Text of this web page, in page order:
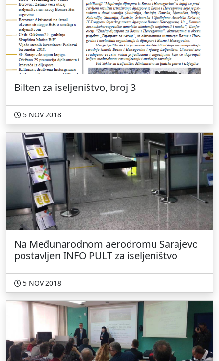
Bilten za iseljeništvo, broj 3
5 NOV 2018
Na Međunarodnom aerodromu Sarajevo
postavljen INFO PULT za iseljeništvo
5 NOV 2018